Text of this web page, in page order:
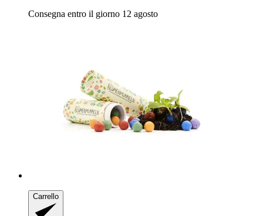
Consegna entro il giorno 12 agosto
Carrello